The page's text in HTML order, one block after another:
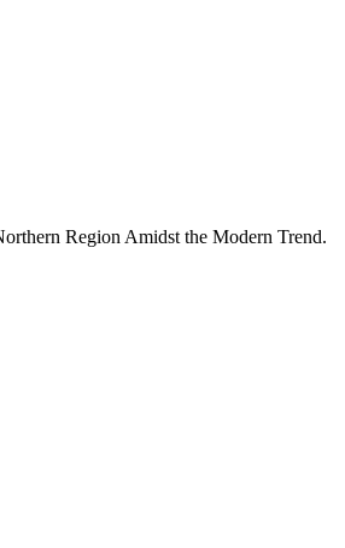
Region Amidst the Modern Trend.